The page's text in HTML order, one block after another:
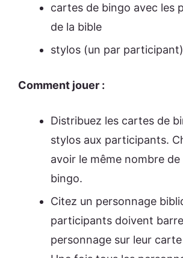
cartes de bingo avec les
de la bible
stylos (un par participant)
Comment jouer :
Distribuez les cartes de
stylos aux participants.
avoir le même nombre
bingo.
Citez un personnage
participants doivent
personnage sur leur